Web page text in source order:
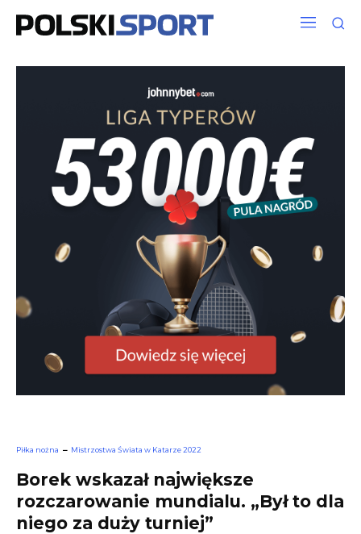
Piłka nożna Mistrzostwa Świata w Katarze 2022
Borek wskazał największe
rozczarowanie mundialu. „Był to dla
niego za duży turniej”